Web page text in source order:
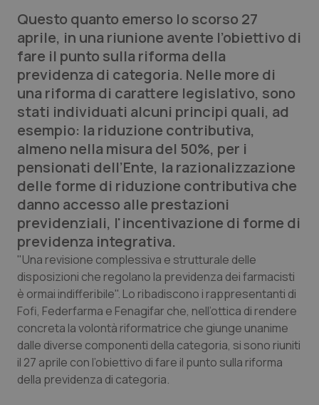
QS Pro
Professionisti Sanitari.AI
Abruzzo
Basilicata
Calabria
Campania
Emilia-Romagna
Friuli Venezia Giulia
Lazio
Liguria
Lombardia
QS Pro Gold
Artrite & artrosi
Asma & BPCO
Car-T
Colesterolo & coronaropatie
Dermatite Atopica
Diabete & glucometri
Disturbi dell’umore
Dolore
QS Club Newsletter
Questo quanto emerso lo scorso 27
aprile, in una riunione avente l’obiettivo di
fare il punto sulla riforma della
previdenza di categoria. Nelle more di
una riforma di carattere legislativo, sono
stati individuati alcuni principi quali, ad
esempio: la riduzione contributiva,
almeno nella misura del 50%, per i
pensionati dell’Ente, la razionalizzazione
delle forme di riduzione contributiva che
danno accesso alle prestazioni
previdenziali, l'incentivazione di forme di
previdenza integrativa.
"Una revisione complessiva e strutturale delle
disposizioni che regolano la previdenza dei farmacisti
è ormai indifferibile". Lo ribadiscono i rappresentanti di
Fofi, Federfarma e Fenagifar che, nell’ottica di rendere
concreta la volontà riformatrice che giunge unanime
dalle diverse componenti della categoria, si sono riuniti
il 27 aprile con l’obiettivo di fare il punto sulla riforma
della previdenza di categoria.